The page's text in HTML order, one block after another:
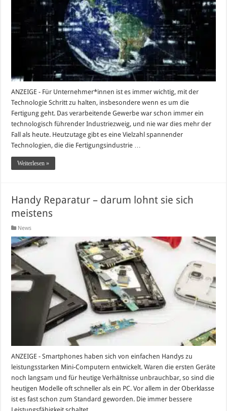
ANZEIGE - Für Unternehmer*innen ist es immer wichtig, mit der
Technologie Schritt zu halten, insbesondere wenn es um die
Fertigung geht. Das verarbeitende Gewerbe war schon immer ein
technologisch führender Industriezweig, und nie war dies mehr der
Fall als heute. Heutzutage gibt es eine Vielzahl spannender
Technologien, die die Fertigungsindustrie …
Weiterlesen »
Handy Reparatur – darum lohnt sie sich
meistens
News
ANZEIGE - Smartphones haben sich von einfachen Handys zu
leistungsstarken Mini-Computern entwickelt. Waren die ersten Geräte
noch langsam und für heutige Verhältnisse unbrauchbar, so sind die
heutigen Modelle oft schneller als ein PC. Vor allem in der Oberklasse
ist es fast schon zum Standard geworden. Die immer bessere